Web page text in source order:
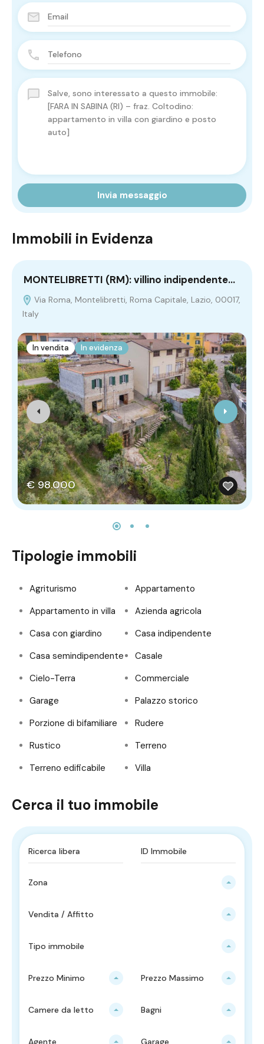
Invia messaggio
Immobili in Evidenza
MONTELIBRETTI (RM): villino indipendente…
Via Roma, Montelibretti, Roma Capitale, Lazio, 00017,
Italy
In vendita In evidenza
€ 98.000
Tipologie immobili
Agriturismo
Appartamento
Appartamento in villa
Azienda agricola
Casa con giardino
Casa indipendente
Casa semindipendente
Casale
Cielo-Terra
Commerciale
Garage
Palazzo storico
Porzione di bifamiliare
Rudere
Rustico
Terreno
Terreno edificabile
Villa
Cerca il tuo immobile
Zona
Vendita / Affitto
Tipo immobile
Prezzo Minimo Prezzo Massimo
Camere da letto Bagni
Agente Garage